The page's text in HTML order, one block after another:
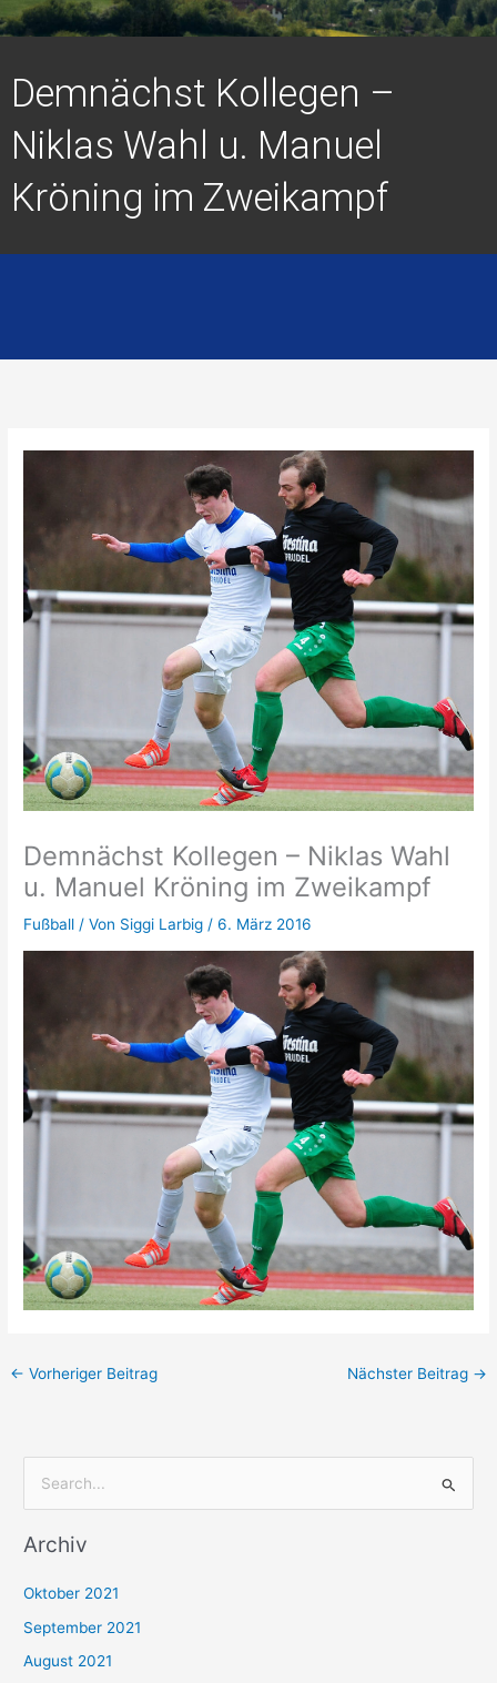
Demnächst Kollegen –
Niklas Wahl u. Manuel
Kröning im Zweikampf
Demnächst Kollegen – Niklas Wahl
u. Manuel Kröning im Zweikampf
Fußball / Von Siggi Larbig /6. März 2016
← Vorheriger Beitrag Nächster Beitrag →
c
n
n
Archiv
Oktober 2021
September 2021
August 2021